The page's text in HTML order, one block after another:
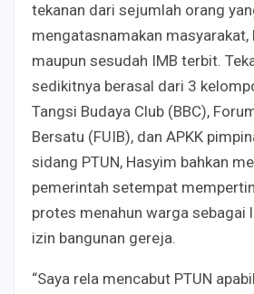
tekanan dari sejumlah orang
mengatasnamakan masyarakat,
maupun sesudah IMB terbit.
sedikitnya berasal dari 3
Tangsi Budaya Club (BBC),
Bersatu (FUIB), dan APKK
sidang PTUN, Hasyim bahkan
pemerintah setempat
protes menahun warga sebagai
izin bangunan gereja.
“Saya rela mencabut PTUN